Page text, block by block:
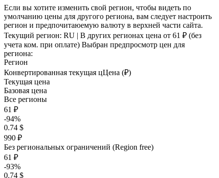
Если вы хотите изменить свой регион, чтобы видеть по
умолчанию цены для другого региона, вам следует настроить
регион и предпочитаюемую валюту в верхней части сайта.
Текущий регион: RU | В других регионах цена от 61 ₽ (без
учета ком. при оплате) Выбран предпросмотр цен для
региона:
Регион
Конвертированная текущая цЦена (₽)
Текущая цена
Базовая цена
Все регионы
61 ₽
-94%
0.74 $
990 ₽
Без региональных ограничений (Region free)
61 ₽
-93%
0.74 $